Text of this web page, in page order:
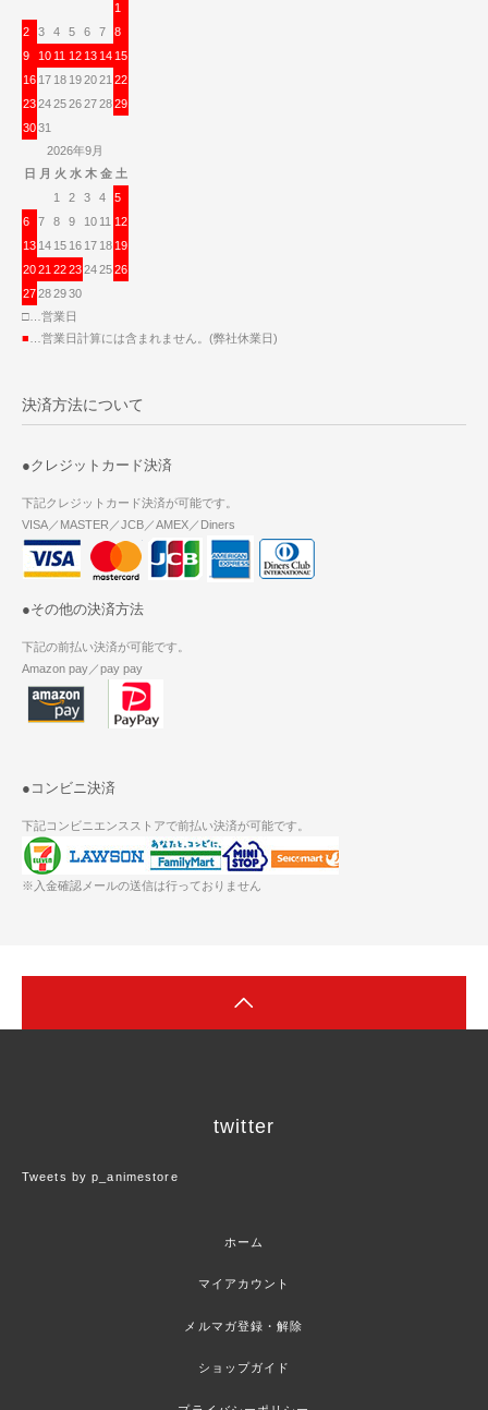
1
2
3 4 5 6 7
8
9
10 11 12 13 14 15
16 17 18 192021 22
23242526272829
3031
2026年9月
日 月 火 水 木 金 土
1
2 3 4
5
6
7 8 9 10 11 12
13 14 15 16 17 18 19
2021 2223242526
27282930
□…営業日
■ …営業日計算には含まれません。(弊社休業日)
決済方法について
●クレジットカード決済
下記クレジットカード決済が可能です。
VISA／MASTER／JCB／AMEX／Diners
●その他の決済方法
下記の前払い決済が可能です。
Amazon pay／pay pay
●コンビニ決済
下記コンビニエンスストアで前払い決済が可能です。
※入金確認メールの送信は行っておりません
twitter
Tweets by p_animestore
ホーム
マイアカウント
メルマガ登録・解除
ショップガイド